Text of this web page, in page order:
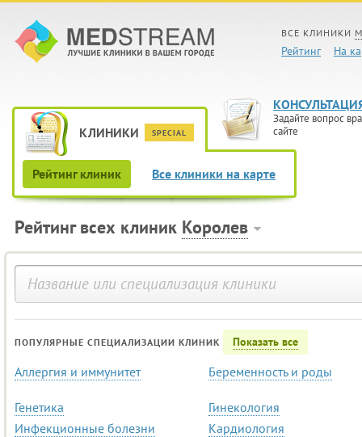
ВСЕ КЛИНИКИ
Рейтинг На
КЛИНИКИ SPECIAL
Задайте вопрос
сайте
Рейтинг клиник Все клиники на карте
Рейтинг всех клиник Королев
ПОПУЛЯРНЫЕ СПЕЦИАЛИЗАЦИИ КЛИНИК Показать все
Аллергия и иммунитет Беременность и роды
Генетика
Гинекология
Инфекционные болезни
Кардиология